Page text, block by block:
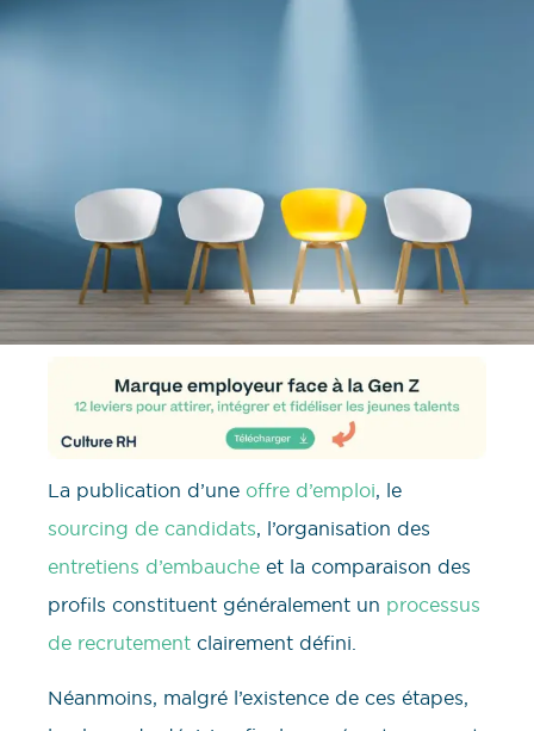
La publication d’une offre d’emploi, le
sourcing de candidats, l’organisation des
entretiens d’embauche et la comparaison des
profils constituent généralement un processus
de recrutement clairement défini.
Néanmoins, malgré l’existence de ces étapes,